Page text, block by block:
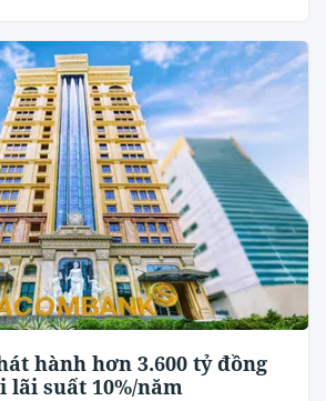
hành hơn 3.600 tỷ đồng
suất 10%/năm